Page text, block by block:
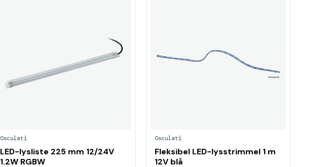
Osculati
LED-lysliste 225 mm 12/24V
1.2W RGBW
Osculati
Fleksibel LED-lysstrimmel 1 m
12V blå